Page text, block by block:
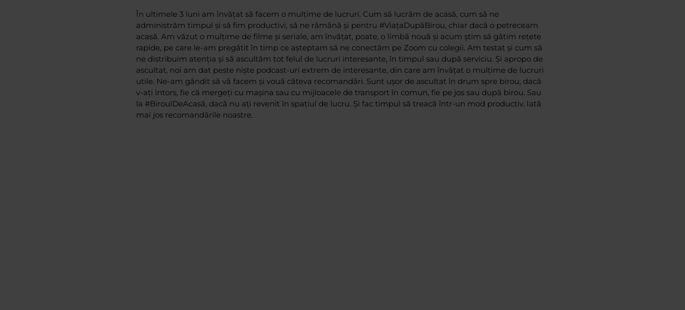
În ultimele 3 luni am învățat să facem o mulțime de lucruri. Cum să lucrăm de acasă, cum să ne
administrăm timpul și să fim productivi, să ne rămână și pentru #ViațaDupăBirou, chiar dacă o petreceam
acasă. Am văzut o mulțime de filme și seriale, am învățat, poate, o limbă nouă și acum știm să gătim rețete
rapide, pe care le-am pregătit în timp ce așteptam să ne conectăm pe Zoom cu colegii. Am testat și cum să
ne distribuim atenția și să ascultăm tot felul de lucruri interesante, în timpul sau după serviciu. Și apropo de
ascultat, noi am dat peste niște podcast-uri extrem de interesante, din care am învățat o mulțime de lucruri
utile. Ne-am gândit să vă facem și vouă câteva recomandări. Sunt ușor de ascultat în drum spre birou, dacă
v-ați întors, fie că mergeți cu mașina sau cu mijloacele de transport în comun, fie pe jos sau după birou. Sau
la #BiroulDeAcasă, dacă nu ați revenit în spațiul de lucru. Și fac timpul să treacă într-un mod productiv. Iată
mai jos recomandările noastre.